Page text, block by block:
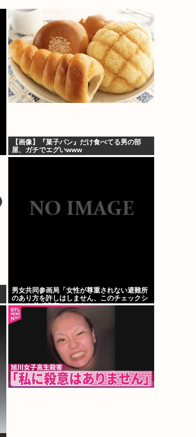
【画像】『菓子パン』だけ食べてる男の部
屋、ガチでエグいwww
男女共同参画局「女性が尊重されない避難所
のあり方を許しはしません、このチェックシ
ートを必ず遵守してください」